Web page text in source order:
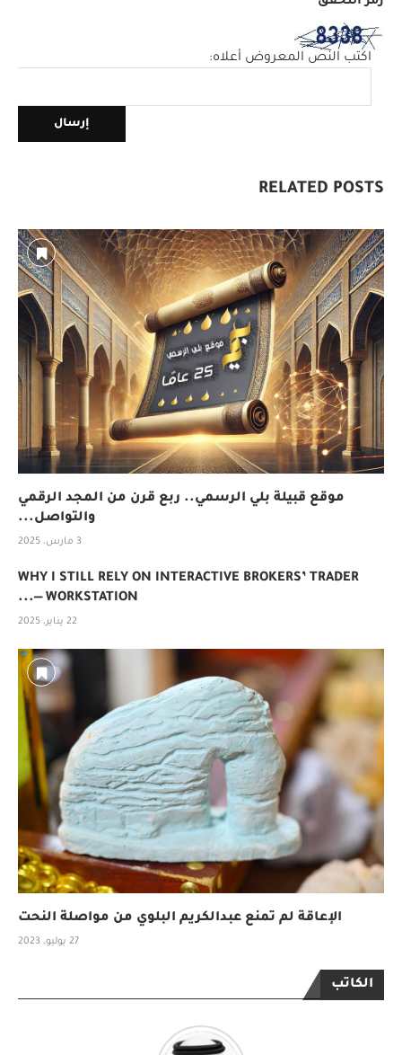
اكتب النص المعروض أعلاه:
RELATED POSTS
موقع قبيلة بلي الرسمي.. ربع قرن من المجد الرقمي
والتواصل...
3 مارس، 2025
WHY I STILL RELY ON INTERACTIVE BROKERS’ TRADER
WORKSTATION —...
22 يناير، 2025
الإعاقة لم تمنع عبدالكريم البلوي من مواصلة النحت
27 يوليو، 2023
الكاتب